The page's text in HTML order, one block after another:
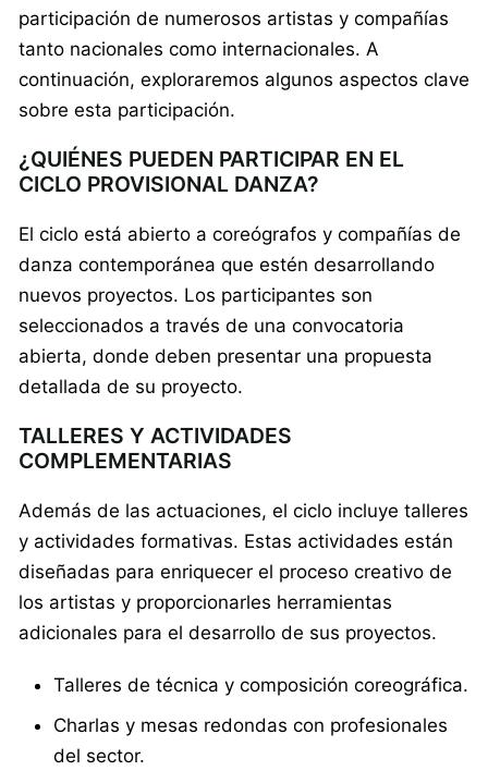
participación de numerosos artistas y compañías
tanto nacionales como internacionales. A
continuación, exploraremos algunos aspectos clave
sobre esta participación.
¿QUIÉNES PUEDEN PARTICIPAR EN EL
CICLO PROVISIONAL DANZA?
El ciclo está abierto a coreógrafos y compañías de
danza contemporánea que estén desarrollando
nuevos proyectos. Los participantes son
seleccionados a través de una convocatoria
abierta, donde deben presentar una propuesta
detallada de su proyecto.
TALLERES Y ACTIVIDADES
COMPLEMENTARIAS
Además de las actuaciones, el ciclo incluye talleres
y actividades formativas. Estas actividades están
diseñadas para enriquecer el proceso creativo de
los artistas y proporcionarles herramientas
adicionales para el desarrollo de sus proyectos.
Talleres de técnica y composición coreográfica.
Charlas y mesas redondas con profesionales
del sector.